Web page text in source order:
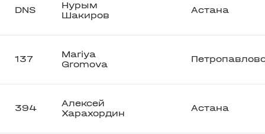
DNS
Нурым
Шакиров
Астана
137
Mariya
Gromova
394
Алексей
Харахордин
Астана